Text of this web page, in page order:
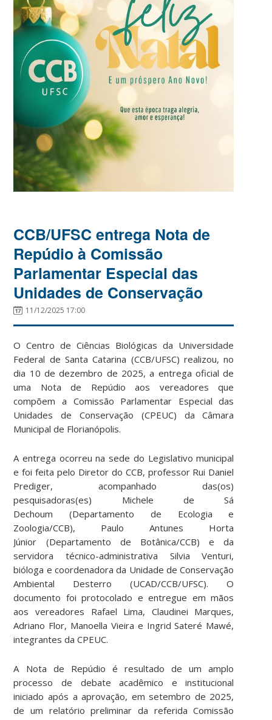
CCB/UFSC entrega Nota de
Repúdio à Comissão
Parlamentar Especial das
Unidades de Conservação
11/12/2025 17:00
O Centro de Ciências Biológicas da Universidade
Federal de Santa Catarina (CCB/UFSC) realizou, no
dia 10 de dezembro de 2025, a entrega oficial de
uma Nota de Repúdio aos vereadores que
compõem a Comissão Parlamentar Especial das
Unidades de Conservação (CPEUC) da Câmara
Municipal de Florianópolis.
A entrega ocorreu na sede do Legislativo municipal
e foi feita pelo Diretor do CCB, professor Rui Daniel
Prediger, acompanhado das(os)
pesquisadoras(es) Michele de Sá
Dechoum (Departamento de Ecologia e
Zoologia/CCB), Paulo Antunes Horta
Júnior (Departamento de Botânica/CCB) e da
servidora técnico-administrativa Silvia Venturi,
bióloga e coordenadora da Unidade de Conservação
Ambiental Desterro (UCAD/CCB/UFSC). O
documento foi protocolado e entregue em mãos
aos vereadores Rafael Lima, Claudinei Marques,
Adriano Flor, Manoella Vieira e Ingrid Sateré Mawé,
integrantes da CPEUC.
A Nota de Repúdio é resultado de um amplo
processo de debate acadêmico e institucional
iniciado após a aprovação, em setembro de 2025,
de um relatório preliminar da referida Comissão